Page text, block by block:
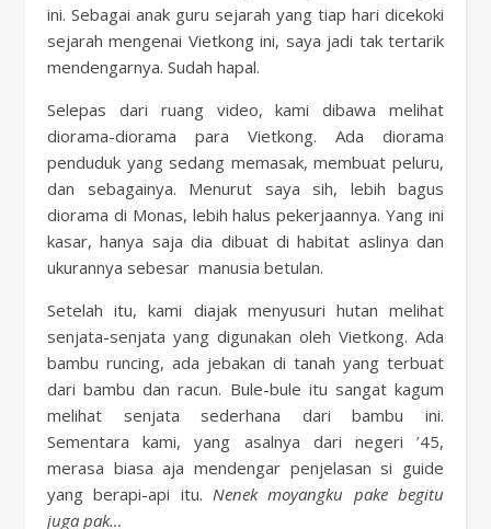
ini. Sebagai anak guru sejarah yang tiap hari dicekoki
sejarah mengenai Vietkong ini, saya jadi tak tertarik
mendengarnya. Sudah hapal.
Selepas dari ruang video, kami dibawa melihat
diorama-diorama para Vietkong. Ada diorama
penduduk yang sedang memasak, membuat peluru,
dan sebagainya. Menurut saya sih, lebih bagus
diorama di Monas, lebih halus pekerjaannya. Yang ini
kasar, hanya saja dia dibuat di habitat aslinya dan
ukurannya sebesar manusia betulan.
Setelah itu, kami diajak menyusuri hutan melihat
senjata-senjata yang digunakan oleh Vietkong. Ada
bambu runcing, ada jebakan di tanah yang terbuat
dari bambu dan racun. Bule-bule itu sangat kagum
melihat senjata sederhana dari bambu ini.
Sementara kami, yang asalnya dari negeri ’45,
merasa biasa aja mendengar penjelasan si guide
yang berapi-api itu. Nenek moyangku pake begitu
juga pak…